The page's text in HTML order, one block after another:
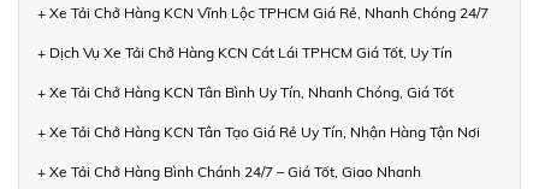
+ Xe Tải Chở Hàng KCN Vĩnh Lộc TPHCM Giá Rẻ, Nhanh Chóng 24/7
+ Dịch Vụ Xe Tải Chở Hàng KCN Cát Lái TPHCM Giá Tốt, Uy Tín
+ Xe Tải Chở Hàng KCN Tân Bình Uy Tín, Nhanh Chóng, Giá Tốt
+ Xe Tải Chở Hàng KCN Tân Tạo Giá Rẻ Uy Tín, Nhận Hàng Tận Nơi
+ Xe Tải Chở Hàng Bình Chánh 24/7 – Giá Tốt, Giao Nhanh